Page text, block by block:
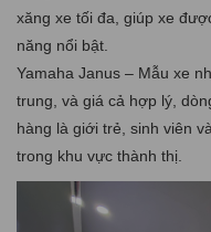
xăng xe tối đa, giúp xe
năng nổi bật.
Yamaha Janus – Mẫu xe
trung, và giá cả hợp lý,
hàng là giới trẻ, sinh viên
trong khu vực thành thị.